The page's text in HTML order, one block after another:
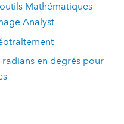
Mathématiques
Analyst
en degrés pour